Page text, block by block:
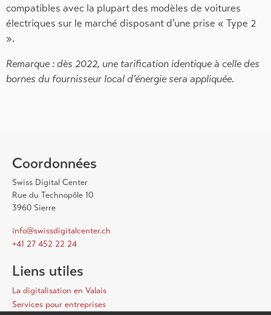
compatibles avec la plupart des modèles de voitures
électriques sur le marché disposant d’une prise « Type 2
».
Remarque : dès 2022, une tarification identique à celle des
bornes du fournisseur local d’énergie sera appliquée.
Coordonnées
Swiss Digital Center
Rue du Technopôle 10
3960 Sierre
info@swissdigitalcenter.ch
+41 27 452 22 24
Liens utiles
La digitalisation en Valais
Services pour entreprises